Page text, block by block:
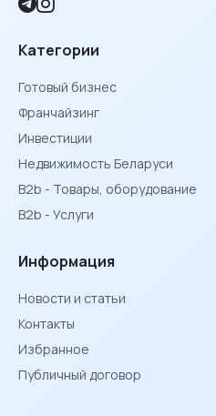
Категории
Готовый бизнес
Франчайзинг
Инвестиции
Недвижимость Беларуси
B2b - Товары, оборудование
B2b - Услуги
Информация
Новости и статьи
Контакты
Избранное
Публичный договор